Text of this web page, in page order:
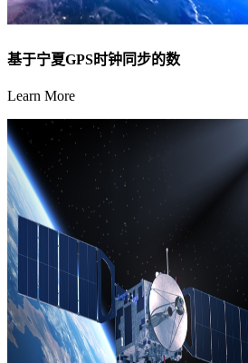
基于宁夏GPS时钟同步的数
Learn More